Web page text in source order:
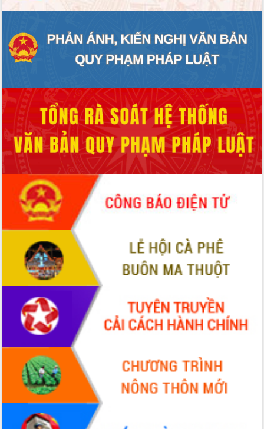
phá cơ chế - Hợp tác công tư
cải cách hành chính tỉnh Đắk Lắk
Kết nối tour, đẩy mạnh chuyển đổi số
để phát triển du lịch Đắk Lắk
tầng kỹ thuật Cụm công nghiệp Tân
Tiến
Gặp mặt các cơ quan báo chí nhân Kỷ
niệm 101 năm Ngày Báo chí Cách
mạng Việt Nam
Đắk Lắk sơ kết 4 năm triển khai thực
hiện Đề án 06 của Chính phủ
Họp báo thông tin về Hội nghị Công bố
Quy hoạch và Xúc tiến đầu tư tỉnh Đắk
Lắk
Khơi thông điểm nghẽn, đẩy nhanh
giải ngân vốn khắc phục thiên tai
HĐND tỉnh thông qua điều chỉnh Quy
hoạch tỉnh thời kỳ 2021-2030
Hội thảo góp ý hồ sơ điều chỉnh quy
hoạch tỉnh Đắk Lắk thời kỳ 2021-2030,
Nâng cao hiệu quả hoạt động của các
doanh nghiệp nhà nước
Hội nghị triển khai kết nối mạng
truyền số liệu chuyên dùng phục vụ cơ
quan Đảng, Nhà nước
Lễ phát động chuỗi hoạt động chung
tay làm sạch môi trường
Xã Ea Kar bước chuyển mình trong
công tác cải cách hành chính mô hình
mới